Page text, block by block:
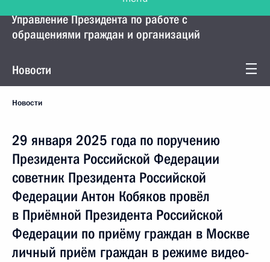
Управление Президента по работе с
обращениями граждан и организаций
Новости
Новости
29 января 2025 года по поручению
Президента Российской Федерации
советник Президента Российской
Федерации Антон Кобяков провёл
в Приёмной Президента Российской
Федерации по приёму граждан в Москве
личный приём граждан в режиме видео-